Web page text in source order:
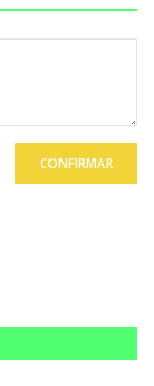
CONFIRMAR